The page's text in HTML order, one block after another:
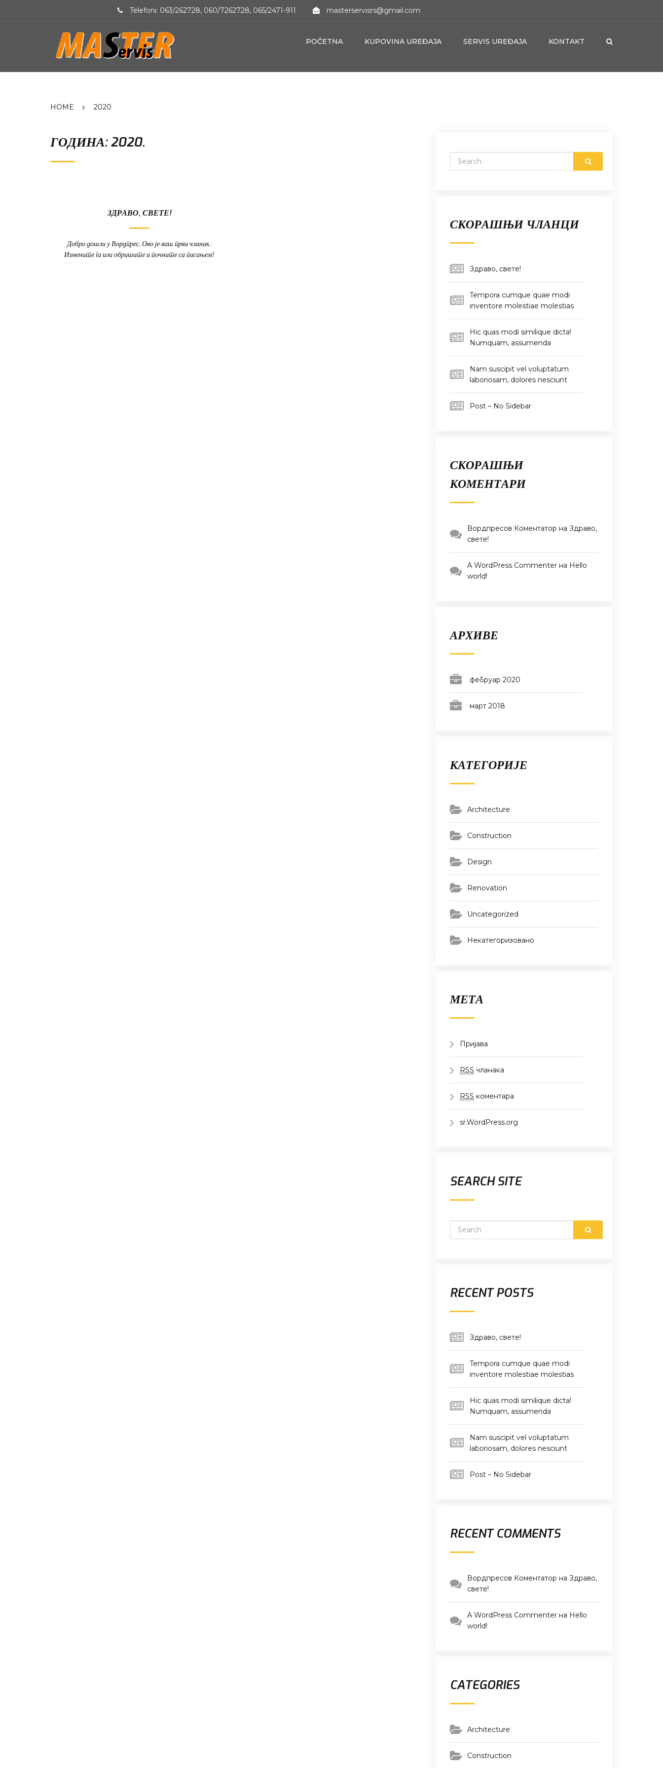
Telefoni: 063/262728, 060/7262728, 065/2471-911 masterservisrs@gmail.com
POČETNA KUPOVINA UREĐAJA SERVIS UREĐAJA KONTAKT
HOME 2020
ГОДИНА: 2020.
ЗДРАВО, СВЕТЕ!
Добро дошли у Вордпрес. Ово је ваш први чланак.
Измените га или обришите и почните са писањем!
СКОРАШЊИ ЧЛАНЦИ
Здраво, свете!
Tempora cumque quae modi
inventore molestiae molestias
Hic quas modi similique dicta!
Numquam, assumenda
Nam suscipit vel voluptatum
laboriosam, dolores nesciunt
Post – No Sidebar
СКОРАШЊИ
КОМЕНТАРИ
Вордпресов Коментатор на Здраво,
свете!
A WordPress Commenter на Hello
world!
АРХИВЕ
фебруар 2020
март 2018
КАТЕГОРИЈЕ
Architecture
Construction
Design
Renovation
Uncategorized
Некатегоризовано
МЕТА
Пријава
RSS чланака
RSS коментара
sr.WordPress.org
SEARCH SITE
RECENT POSTS
Здраво, свете!
Tempora cumque quae modi
inventore molestiae molestias
Hic quas modi similique dicta!
Numquam, assumenda
Nam suscipit vel voluptatum
laboriosam, dolores nesciunt
Post – No Sidebar
RECENT COMMENTS
Вордпресов Коментатор на Здраво,
свете!
A WordPress Commenter на Hello
world!
CATEGORIES
Architecture
Construction